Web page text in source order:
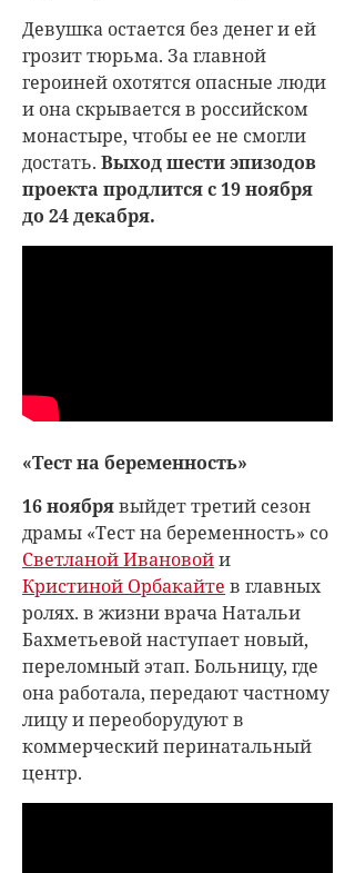
Девушка остается без денег и ей
грозит тюрьма. За главной
героиней охотятся опасные люди
и она скрывается в российском
монастыре, чтобы ее не смогли
достать. Выход шести эпизодов
проекта продлится с 19 ноября
до 24 декабря.
«Тест на беременность»
16 ноябрявыйдет третий сезон
драмы «Тест на беременность» со
Светланой Ивановойи
Кристиной Орбакайте в главных
ролях. в жизни врача Натальи
Бахметьевой наступает новый,
переломный этап. Больницу, где
она работала, передают частному
лицу и переоборудуют в
коммерческий перинатальный
центр.